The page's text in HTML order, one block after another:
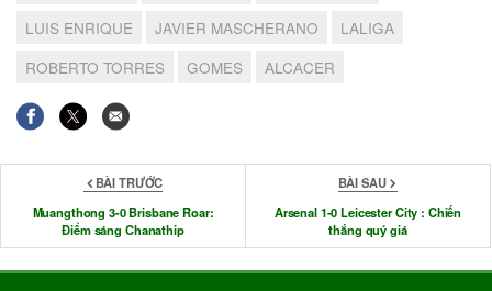
LUIS ENRIQUE
JAVIER MASCHERANO
LALIGA
ROBERTO TORRES
GOMES ALCACER
BÀI TRƯỚC
Muangthong 3-0 Brisbane Roar:
Điểm sáng Chanathip
BÀI SAU
Arsenal 1-0 Leicester City : Chiến
thắng quý giá